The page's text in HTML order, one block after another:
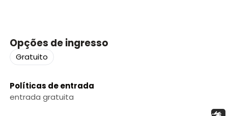
Opções de ingresso
Gratuito
Políticas de entrada
entrada gratuita